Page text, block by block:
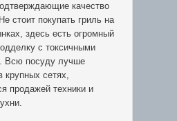
качество
стоит покупать гриль на
здесь есть огромный
с токсичными
Всю посуду лучше
крупных сетях,
продажей техники и